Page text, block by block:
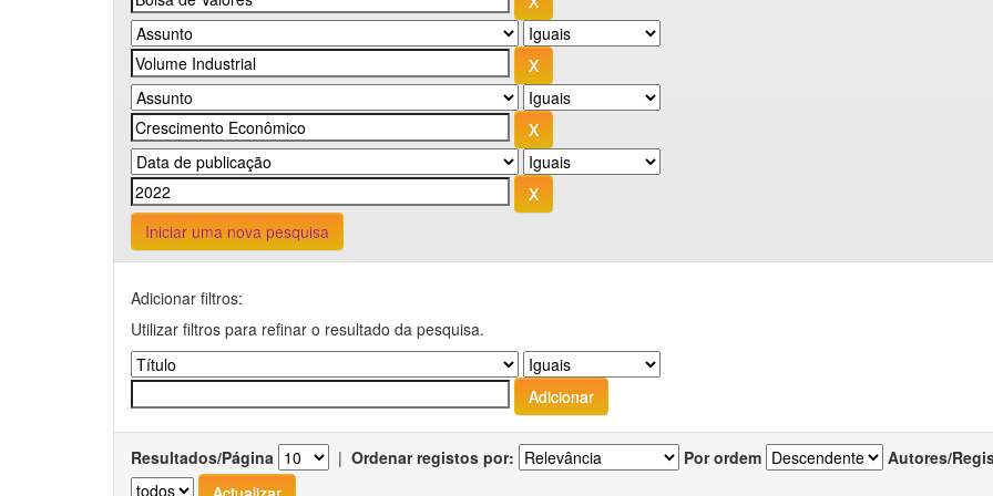
Iniciar uma nova pesquisa
Adicionar filtros:
Utilizar filtros para refinar o resultado da pesquisa.
Resultados/Página | Ordenar registos por: Por ordem Autores/